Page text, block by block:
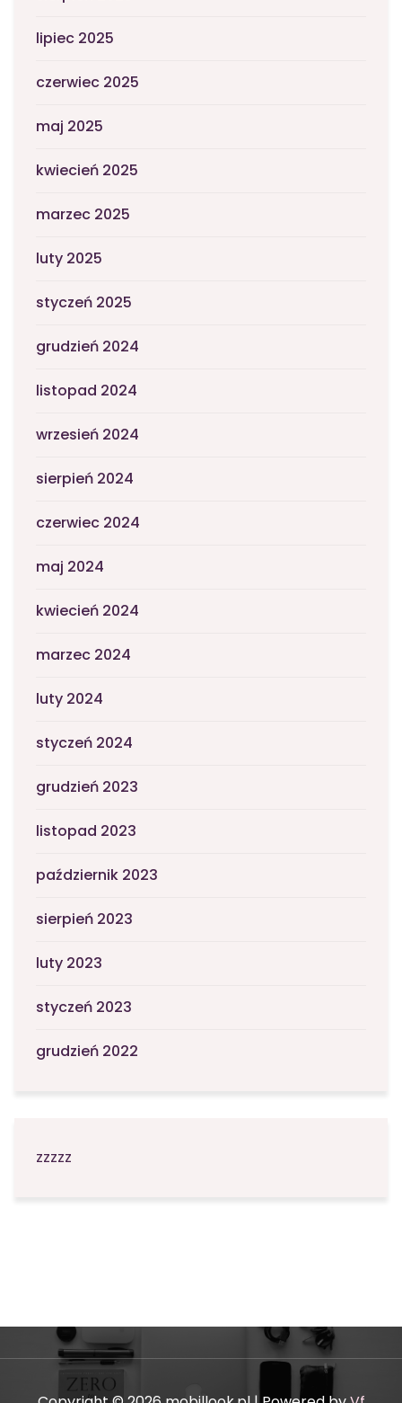
lipiec 2025
czerwiec 2025
maj 2025
kwiecień 2025
marzec 2025
luty 2025
styczeń 2025
grudzień 2024
listopad 2024
wrzesień 2024
sierpień 2024
czerwiec 2024
maj 2024
kwiecień 2024
marzec 2024
luty 2024
styczeń 2024
grudzień 2023
listopad 2023
październik 2023
sierpień 2023
luty 2023
styczeń 2023
grudzień 2022
zzzzz